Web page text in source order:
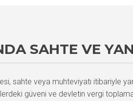
SAHTE VE
sahte veya muhteviyatı itibariyle
güveni ve devletin vergi